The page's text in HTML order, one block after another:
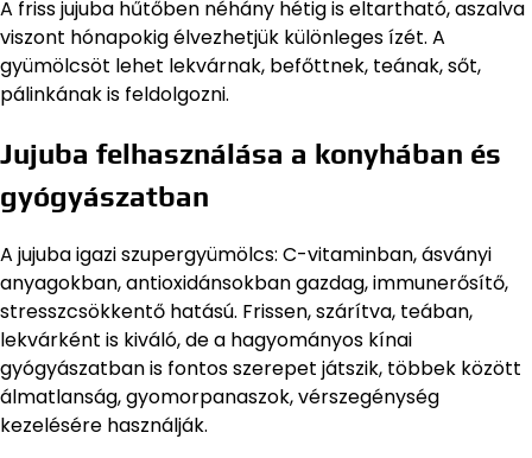
A friss jujuba hűtőben néhány hétig is eltartható, aszalva
viszont hónapokig élvezhetjük különleges ízét. A
gyümölcsöt lehet lekvárnak, befőttnek, teának, sőt,
pálinkának is feldolgozni.
Jujuba felhasználása a konyhában és
gyógyászatban
A jujuba igazi szupergyümölcs: C-vitaminban, ásványi
anyagokban, antioxidánsokban gazdag, immunerősítő,
stresszcsökkentő hatású. Frissen, szárítva, teában,
lekvárként is kiváló, de a hagyományos kínai
gyógyászatban is fontos szerepet játszik, többek között
álmatlanság, gyomorpanaszok, vérszegénység
kezelésére használják.